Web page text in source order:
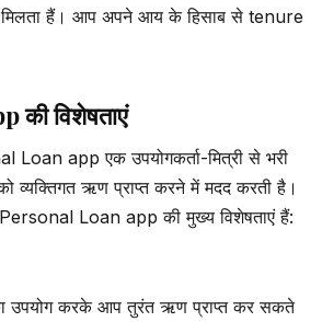
हैं। आप अपने आय के हिसाब से tenure
की विशेषताएं
app एक उपयोगकर्ता-मित्री से भरी
व्यक्तिगत ऋण प्राप्त करने में मदद करती है।
Loan app की मुख्य विशेषताएं हैं:
करके आप तुरंत ऋण प्राप्त कर सकते